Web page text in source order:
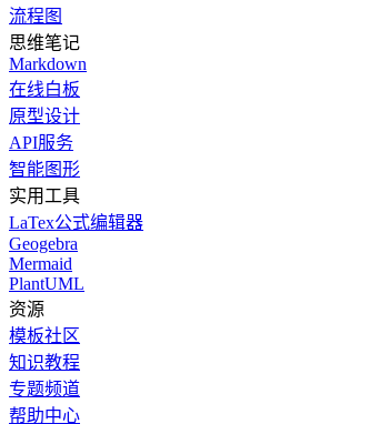
流程图
思维笔记
Markdown
在线白板
原型设计
API服务
智能图形
实用工具
LaTex公式编辑器
Geogebra
Mermaid
PlantUML
资源
模板社区
知识教程
专题频道
帮助中心